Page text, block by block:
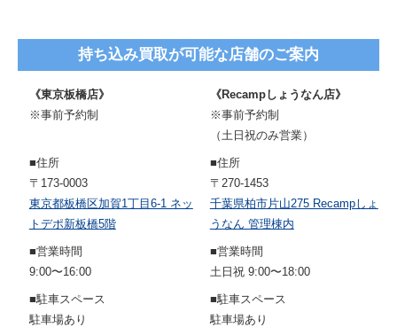
持ち込み買取が可能な店舗のご案内
《東京板橋店》
※事前予約制
■住所
〒173-0003
東京都板橋区加賀1丁目6-1 ネッ
トデポ新板橋5階
■営業時間
9:00〜16:00
■駐車スペース
駐車場あり
《Recampしょうなん店》
※事前予約制
（土日祝のみ営業）
■住所
〒270-1453
千葉県柏市片山275 Recampしょ
うなん 管理棟内
■営業時間
土日祝 9:00〜18:00
■駐車スペース
駐車場あり